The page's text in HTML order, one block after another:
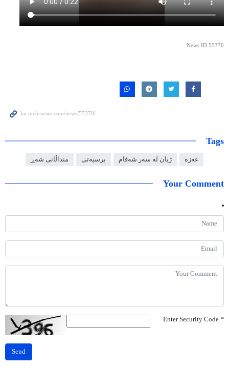
News ID 55370
Tags
غەزە ژیان لە سەر شەقام برسیەتی منداڵانی شه‌ڕ
Your Comment
*
Send